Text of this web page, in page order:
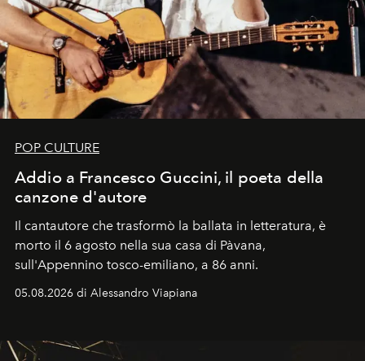
POP CULTURE
Addio a Francesco Guccini, il poeta della
canzone d'autore
Il cantautore che trasformò la ballata in letteratura, è
morto il 6 agosto nella sua casa di Pàvana,
sull'Appennino tosco-emiliano, a 86 anni.
05.08.2026 di Alessandro Viapiana